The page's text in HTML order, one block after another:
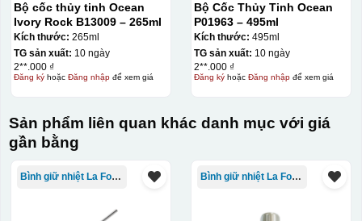
đây là kiểu hộp quay xách lót lụa chỉ khác là thêm quai
Hộp xi lót lụa
Hộp xi ấm chén
Bộ cốc thủy tinh Ocean
Ivory Rock B13009 – 265ml
Kích thước: 265ml
TG sản xuất: 10 ngày
2**.000 ₫
Đăng kýhoặc Đăng nhậpđể xem giá
Bộ Cốc Thủy Tinh Ocean
P01963 – 495ml
Kích thước: 495ml
TG sản xuất: 10 ngày
2**.000 ₫
Đăng kýhoặc Đăng nhậpđể xem giá
Sản phẩm liên quan khác danh mục với giá
gần bằng
Bình giữ nhiệt La Fonte Bình giữ nhiệt La Fonte